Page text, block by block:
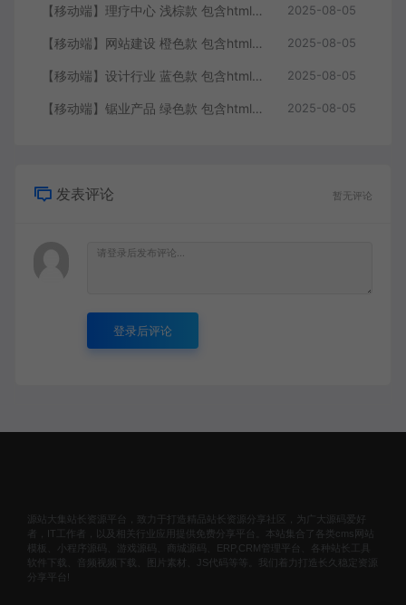
【移动端】理疗中心 浅棕款 包含html+CSS+Js+字体文件全套 2025-08-05
【移动端】网站建设 橙色款 包含html+CSS+Js+字体文件全套 2025-08-05
【移动端】设计行业 蓝色款 包含html+CSS+Js+字体文件全套 2025-08-05
【移动端】锯业产品 绿色款 包含html+CSS+Js+字体文件全套 2025-08-05
发表评论 暂无评论
登录后评论
源站大集站长资源平台，致力于打造精品站长资源分享社区，为广大源码爱好
者，IT工作者，以及相关行业应用提供免费分享平台。本站集合了各类cms网站
模板、小程序源码、游戏源码、商城源码、ERP,CRM管理平台、各种站长工具
软件下载、音频视频下载、图片素材、JS代码等等。我们着力打造长久稳定资源
分享平台!